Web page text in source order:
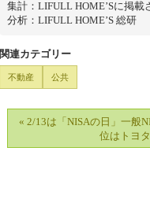
集計：LIFULL HOME’Sに掲
分析：LIFULL HOME’S 総研
関連カテゴリー
不動産 公共
« 2/13は「NISAの日」一般
位はトヨタ